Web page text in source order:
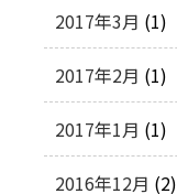
2017年3月 (1)
2017年2月 (1)
2017年1月 (1)
2016年12月 (2)